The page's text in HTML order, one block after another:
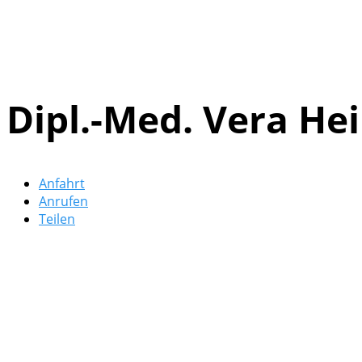
Dipl.-Med. Vera
Anfahrt
Anrufen
Teilen